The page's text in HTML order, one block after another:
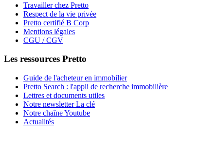
Travailler chez Pretto
Respect de la vie privée
Pretto certifié B Corp
Mentions légales
CGU / CGV
Les ressources Pretto
Guide de l'acheteur en immobilier
Pretto Search : l'appli de recherche immobilière
Lettres et documents utiles
Notre newsletter La clé
Notre chaîne Youtube
Actualités